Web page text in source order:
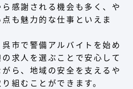
感謝される機会も多く、や
も魅力的な仕事といえま
市で警備アルバイトを始め
求人を選ぶことで安心して
ら、地域の安全を支えるや
組むことができます。